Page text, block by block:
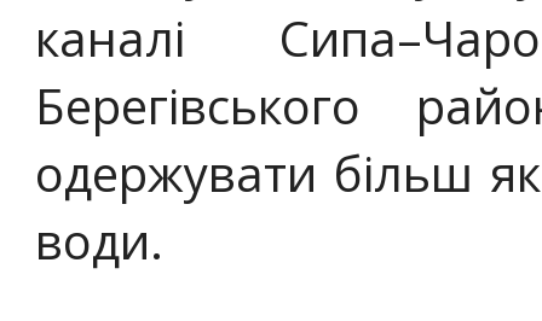
каналі
Берегівського
одержувати більш
води.